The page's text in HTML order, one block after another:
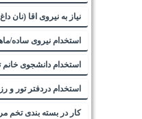
نیاز به نیروی اقا (نان
استخدام نیروی ساده/
استخدام دانشجوی
استخدام دردفتر تور و
کار در بسته بندی تخم